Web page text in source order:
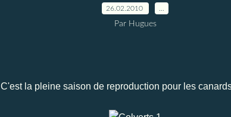
26.02.2010
Par Hugues
C'est la pleine saison de reproduction pour les